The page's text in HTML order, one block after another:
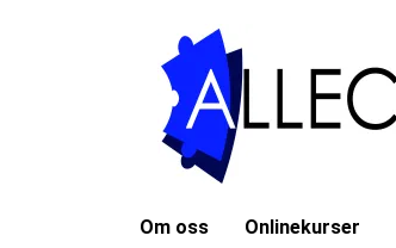
Om oss Onlinekurser